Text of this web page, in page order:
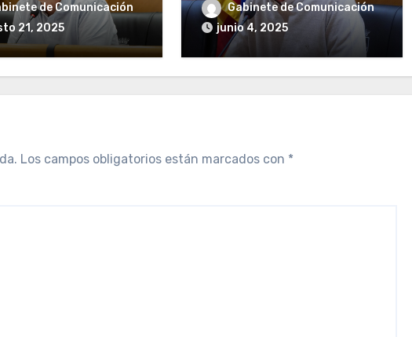
de Comunicación
21, 2025
Gabinete de Comunicación
junio 4, 2025
Los campos obligatorios están marcados con *